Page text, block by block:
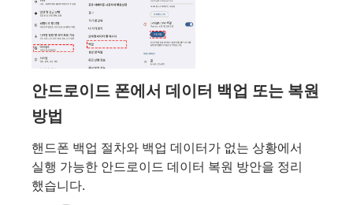
안드로이드 폰에서 데이터 백업 또는 복원
방법
핸드폰 백업 절차와 백업 데이터가 없는 상황에서
실행 가능한 안드로이드 데이터 복원 방안을 정리
했습니다.